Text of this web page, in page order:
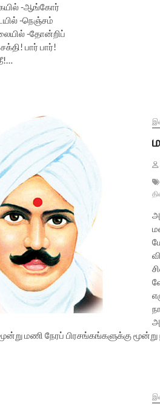
-ஆங்கோர்
-நெஞ்சம்
-தோன்றிப்
பார் பார்!
மணி நேரப் பிரசங்கங்களுக்கு